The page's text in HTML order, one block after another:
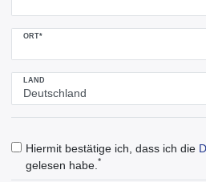
ORT*
LAND
Hiermit bestätige ich, dass ich die
gelesen habe. *